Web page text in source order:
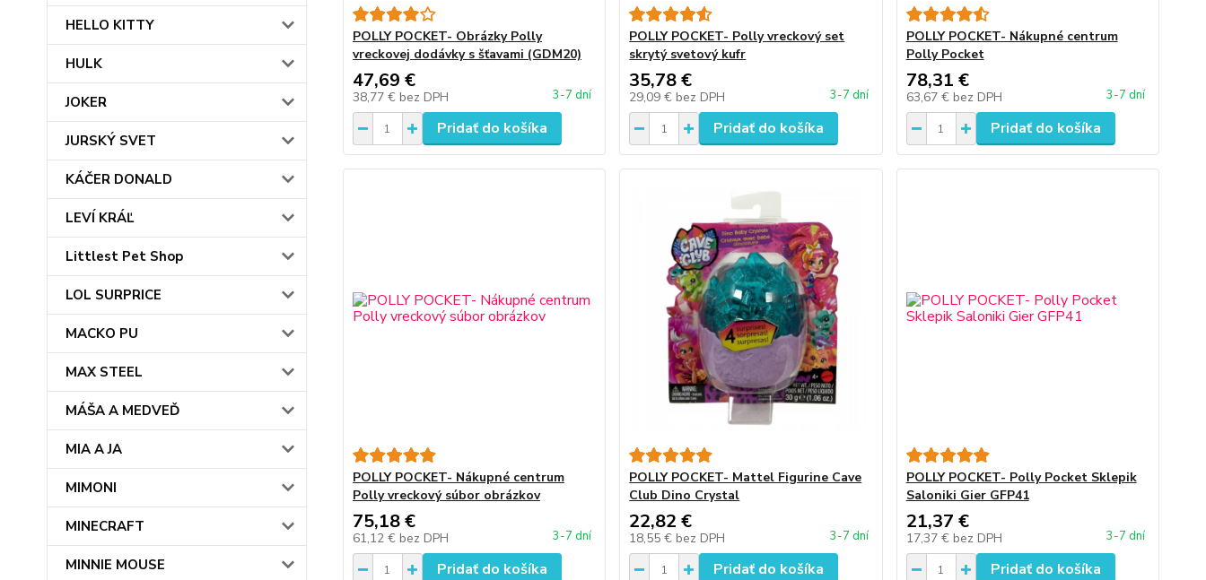
HELLO KITTY
HULK
JOKER
JURSKÝ SVET
KÁČER DONALD
LEVÍ KRÁĽ
Littlest Pet Shop
LOL SURPRICE
MACKO PU
MAX STEEL
MÁŠA A MEDVEĎ
MIA A JA
MIMONI
MINECRAFT
MINNIE MOUSE
POLLY POCKET- Obrázky Polly
vreckovej dodávky s šťavami (GDM20)
47,69 €
38,77 € bez DPH 3-7 dní
Pridať do košíka
POLLY POCKET- Polly vreckový set
skrytý svetový kufr
35,78 €
29,09 € bez DPH 3-7 dní
Pridať do košíka
POLLY POCKET- Nákupné centrum
Polly Pocket
78,31 €
63,67 € bez DPH 3-7 dní
Pridať do košíka
POLLY POCKET- Nákupné centrum
Polly vreckový súbor obrázkov
75,18 €
61,12 € bez DPH 3-7 dní
Pridať do košíka
POLLY POCKET- Mattel Figurine Cave
Club Dino Crystal
22,82 €
18,55 € bez DPH 3-7 dní
Pridať do košíka
POLLY POCKET- Polly Pocket Sklepik
Saloniki Gier GFP41
21,37 €
17,37 € bez DPH 3-7 dní
Pridať do košíka